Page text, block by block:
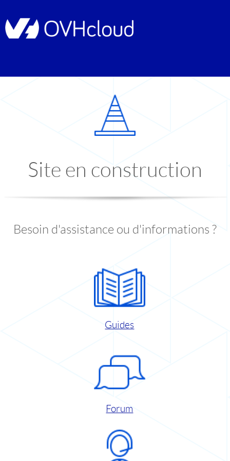
Site en construction
Besoin d'assistance ou d'informations ?
Guides
Forum